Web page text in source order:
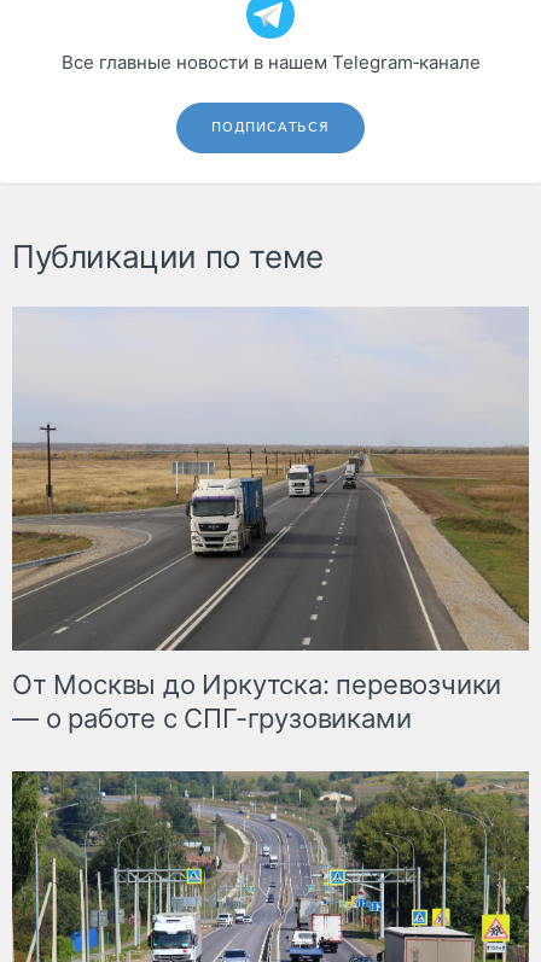
Все главные новости в нашем Telegram‑канале
ПОДПИСАТЬСЯ
Публикации по теме
От Москвы до Иркутска: перевозчики
— о работе с СПГ-грузовиками